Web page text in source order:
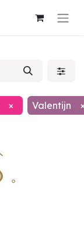
× Valentijn